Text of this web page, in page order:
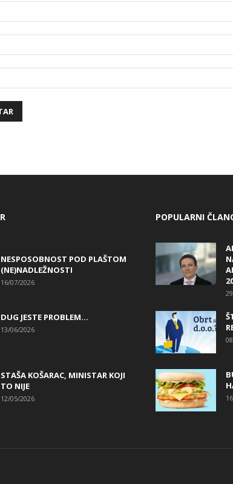
NESPOSOBNOST POD PLAŠTOM
(NE)NADLEŽNOSTI
16/07/2026
DUG JESTE PROBLEM…
13/06/2026
STAŠA KOŠARAC, MINISTAR KOJI
TO NIJE
12/05/2026
POPULARNI